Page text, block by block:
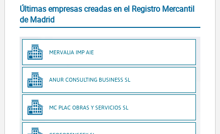
Últimas empresas creadas en el Registro Mercantil
de Madrid
MERVALIA IMP AIE
ANUR CONSULTING BUSINESS SL
MC PLAC OBRAS Y SERVICIOS SL